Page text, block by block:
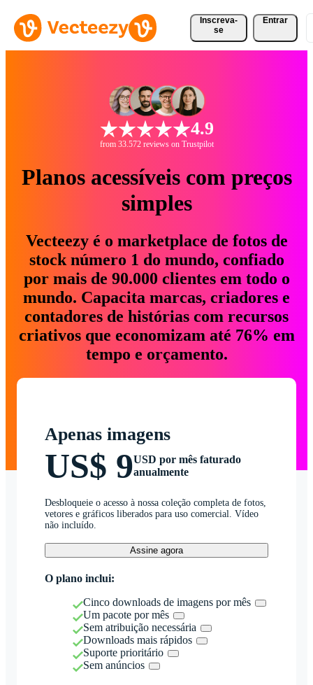
Inscreva-
se
Entrar
4.9
from 33.572 reviews on Trustpilot
Planos acessíveis com preços
simples
Vecteezy é o marketplace de fotos de
stock número 1 do mundo, confiado
por mais de 90.000 clientes em todo o
mundo. Capacita marcas, criadores e
contadores de histórias com recursos
criativos que economizam até 76% em
tempo e orçamento.
Apenas imagens
US$ 9USD por mês faturado
anualmente
Desbloqueie o acesso à nossa coleção completa de fotos,
vetores e gráficos liberados para uso comercial. Vídeo
não incluído.
Assine agora
O plano inclui:
Cinco downloads de imagens por mês
Um pacote por mês
Sem atribuição necessária
Downloads mais rápidos
Suporte prioritário
Sem anúncios